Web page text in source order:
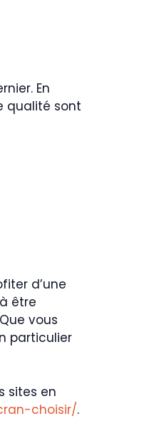
En
qualité sont
d’une
être
vous
particulier
sites en
choisir/.